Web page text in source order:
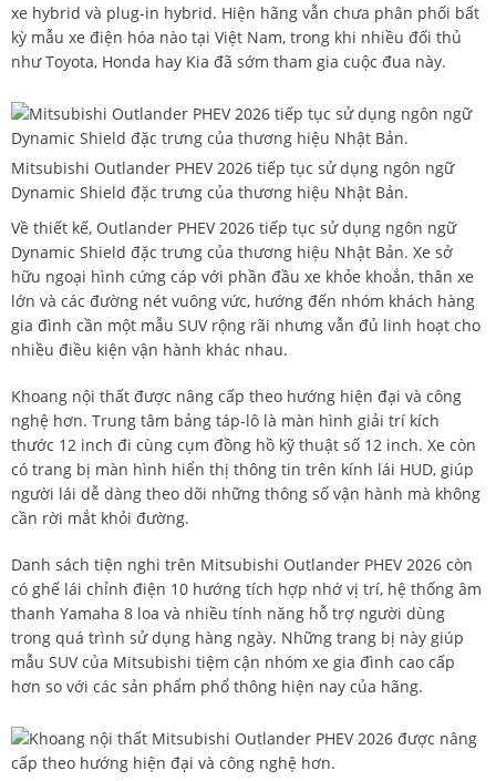
xe hybrid và plug-in hybrid. Hiện hãng vẫn chưa phân phối bất
kỳ mẫu xe điện hóa nào tại Việt Nam, trong khi nhiều đối thủ
như Toyota, Honda hay Kia đã sớm tham gia cuộc đua này.
Mitsubishi Outlander PHEV 2026 tiếp tục sử dụng ngôn ngữ
Dynamic Shield đặc trưng của thương hiệu Nhật Bản.
Về thiết kế, Outlander PHEV 2026 tiếp tục sử dụng ngôn ngữ
Dynamic Shield đặc trưng của thương hiệu Nhật Bản. Xe sở
hữu ngoại hình cứng cáp với phần đầu xe khỏe khoắn, thân xe
lớn và các đường nét vuông vức, hướng đến nhóm khách hàng
gia đình cần một mẫu SUV rộng rãi nhưng vẫn đủ linh hoạt cho
nhiều điều kiện vận hành khác nhau.
Khoang nội thất được nâng cấp theo hướng hiện đại và công
nghệ hơn. Trung tâm bảng táp-lô là màn hình giải trí kích
thước 12 inch đi cùng cụm đồng hồ kỹ thuật số 12 inch. Xe còn
có trang bị màn hình hiển thị thông tin trên kính lái HUD, giúp
người lái dễ dàng theo dõi những thông số vận hành mà không
cần rời mắt khỏi đường.
Danh sách tiện nghi trên Mitsubishi Outlander PHEV 2026 còn
có ghế lái chỉnh điện 10 hướng tích hợp nhớ vị trí, hệ thống âm
thanh Yamaha 8 loa và nhiều tính năng hỗ trợ người dùng
trong quá trình sử dụng hàng ngày. Những trang bị này giúp
mẫu SUV của Mitsubishi tiệm cận nhóm xe gia đình cao cấp
hơn so với các sản phẩm phổ thông hiện nay của hãng.